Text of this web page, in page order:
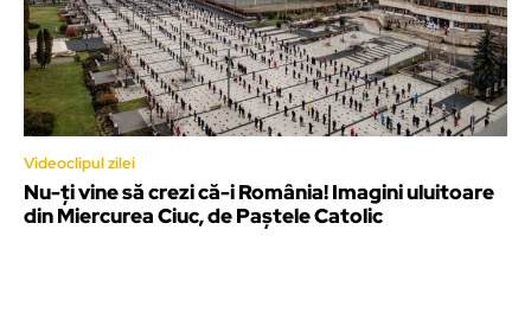
Videoclipul zilei
Nu-ți vine să crezi că-i România! Imagini uluitoare
din Miercurea Ciuc, de Paștele Catolic